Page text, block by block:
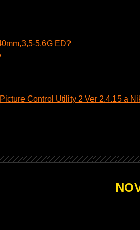
5,6G ED?
Control Utility 2 Ver 2.4.15 a